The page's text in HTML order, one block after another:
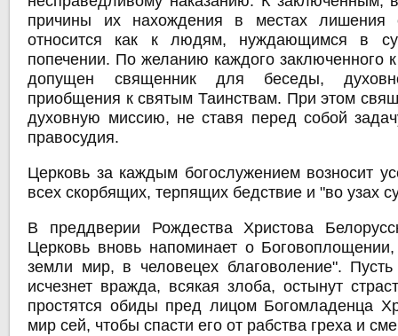
причины их нахождения в местах лишения
относится как к людям, нуждающимся в
попечении. По желанию каждого заключенного
допущен священник для беседы,
приобщения к святым Таинствам. При этом
духовную миссию, не ставя перед собой
правосудия.
Церковь за каждым богослужением возносит
всех скорбящих, терпящих бедствие и "во узах
В преддверии Рождества Христова
Церковь вновь напоминает о
земли мир, в человецех благоволение".
исчезнет вражда, всякая злоба, остынут
простятся обиды пред лицом Богомладенца
мир сей, чтобы спасти его от рабства греха и